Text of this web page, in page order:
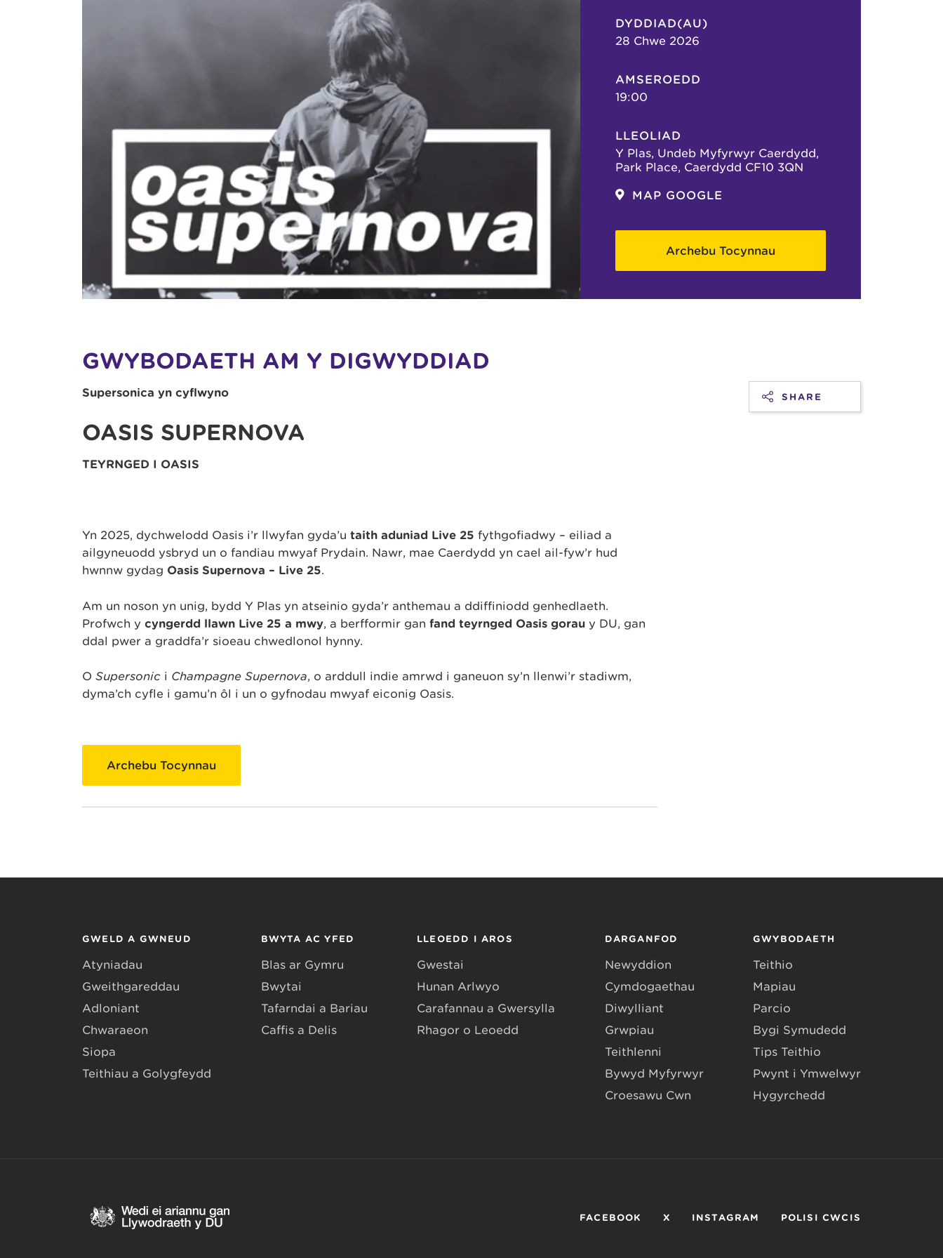
DYDDIAD(AU)
28 Chwe 2026
AMSEROEDD
19:00
LLEOLIAD
Y Plas, Undeb Myfyrwyr Caerdydd,
Park Place, Caerdydd CF10 3QN
MAP GOOGLE
Archebu Tocynnau
GWYBODAETH AM Y DIGWYDDIAD
Supersonica yn cyflwyno
OASIS SUPERNOVA
TEYRNGED I OASIS
Yn 2025, dychwelodd Oasis i’r llwyfan gyda’u taith aduniad Live 25 fythgofiadwy – eiliad a
ailgyneuodd ysbryd un o fandiau mwyaf Prydain. Nawr, mae Caerdydd yn cael ail-fyw’r hud
hwnnw gydag Oasis Supernova – Live 25.
Am un noson yn unig, bydd Y Plas yn atseinio gyda’r anthemau a ddiffiniodd genhedlaeth.
Profwch y cyngerdd llawn Live 25 a mwy, a berfformir gan fand teyrnged Oasis gorau y DU, gan
ddal pŵer a graddfa’r sioeau chwedlonol hynny.
O Supersonic i Champagne Supernova, o arddull indie amrwd i ganeuon sy’n llenwi’r stadiwm,
dyma’ch cyfle i gamu’n ôl i un o gyfnodau mwyaf eiconig Oasis.
Archebu Tocynnau
SHARE
GWELD A GWNEUD
Atyniadau
Gweithgareddau
Adloniant
Chwaraeon
Siopa
Teithiau a Golygfeydd
BWYTA AC YFED
Blas ar Gymru
Bwytai
Tafarndai a Bariau
Caffis a Delis
LLEOEDD I AROS
Gwestai
Hunan Arlwyo
Carafannau a Gwersylla
Rhagor o Leoedd
DARGANFOD
Newyddion
Cymdogaethau
Diwylliant
Grwpiau
Teithlenni
Bywyd Myfyrwyr
Croesawu Cŵn
GWYBODAETH
Teithio
Mapiau
Parcio
Bygi Symudedd
Tips Teithio
Pwynt i Ymwelwyr
Hygyrchedd
FACEBOOK X INSTAGRAM POLISI CWCIS